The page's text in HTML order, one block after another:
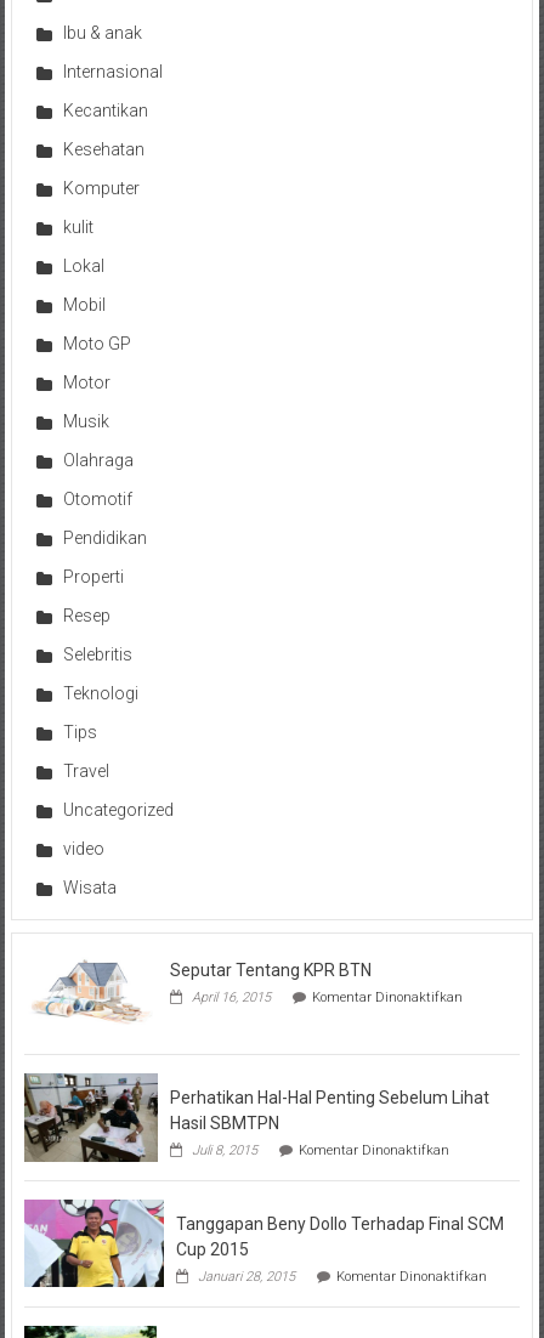
Ibu & anak
Internasional
Kecantikan
Kesehatan
Komputer
kulit
Lokal
Mobil
Moto GP
Motor
Musik
Olahraga
Otomotif
Pendidikan
Properti
Resep
Selebritis
Teknologi
Tips
Travel
Uncategorized
video
Wisata
Seputar Tentang KPR BTN
April 16, 2015 Komentar Dinonaktifkanpada
Perhatikan Hal-Hal Penting Sebelum Lihat
Hasil SBMTPN
Juli 8, 2015 Komentar Dinonaktifkanpada
Hal-
Penting
Hasil
Tanggapan Beny Dollo Terhadap Final SCM
Cup 2015
Januari 28, 2015 Komentar Dinonaktifkanpada
Beny